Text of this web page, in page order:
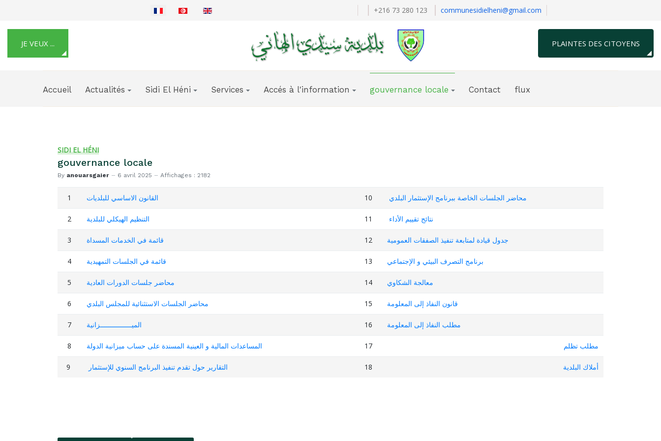
+216 73 280 123 communesidielheni@gmail.com
JE VEUX ... PLAINTES DES CITOYENS
Accueil Actualités Sidi El Héni Services Accés à l'information gouvernance locale Contact flux
SIDI EL HÉNI
gouvernance locale
By anouarsgaier 6 avril 2025 Affichages : 2182
1 القانون الاساسي للبلديات 10 محاضر الجلسات الخاصة ببرنامج الإستثمار البلدي
2 التنظيم الهيكلي للبلدية 11 نتائج تقييم الأداء
3 قائمة في الخدمات المسداة 12 جدول قيادة لمتابعة تنفيذ الصفقات العمومية
4 قائمة في الجلسات التمهيدية 13 برنامج التصرف البيئي و الإجتماعي
5 محاضر جلسات الدورات العادية 14 معالجة الشكاوي
6 محاضر الجلسات الاستثنائية للمجلس البلدي 15 قانون النفاذ إلى المعلومة
7 الميــــــــــــــــزانية 16 مطلب النفاذ إلى المعلومة
8 المساعدات المالية و العينية المسندة على حساب ميزانية الدولة 17 مطلب تظلم
9 التقارير حول تقدم تنفيذ البرنامج السنوي للإستثمار 18 أملاك البلدية